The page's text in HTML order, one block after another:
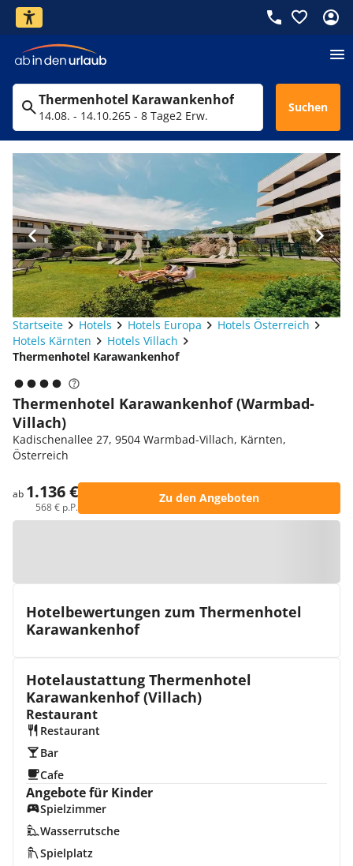
Thermenhotel Karawankenhof
14.08. - 14.10.265 - 8 Tage2 Erw.
Suchen
Startseite Hotels Hotels Europa
Hotels Österreich
Hotels Kärnten
Hotels Villach
Thermenhotel Karawankenhof
Thermenhotel Karawankenhof (Warmbad-
Villach)
Kadischenallee 27, 9504 Warmbad-Villach, Kärnten,
Österreich
ab 1.136 €
568 € p.P.
Zu den Angeboten
Hotelbewertungen zum Thermenhotel
Karawankenhof
Hotelaustattung Thermenhotel
Karawankenhof (Villach)
Restaurant
Restaurant
Bar
Cafe
Angebote für Kinder
Spielzimmer
Wasserrutsche
Spielplatz